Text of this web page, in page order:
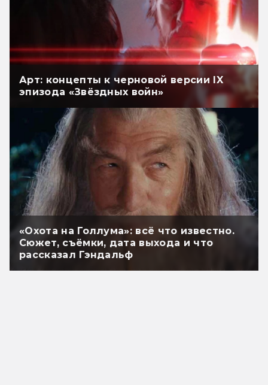
Арт: концепты к черновой версии IX
эпизода «Звёздных войн»
«Охота на Голлума»: всё что известно.
Сюжет, съёмки, дата выхода и что
рассказал Гэндальф